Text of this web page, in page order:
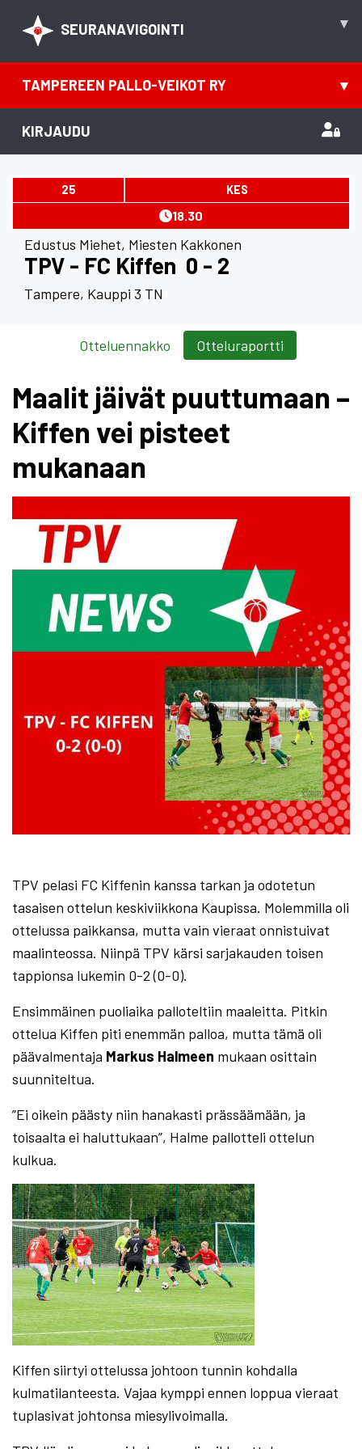
SEURANAVIGOINTI ▾
TAMPEREEN PALLO-VEIKOT RY ▾
KIRJAUDU
25 KES
18.30
Edustus Miehet, Miesten Kakkonen
TPV - FC Kiffen 0 - 2
Tampere, Kauppi 3 TN
Otteluennakko Otteluraportti
Maalit jäivät puuttumaan –
Kiffen vei pisteet
mukanaan
TPV pelasi FC Kiffenin kanssa tarkan ja odotetun
tasaisen ottelun keskiviikkona Kaupissa. Molemmilla oli
ottelussa paikkansa, mutta vain vieraat onnistuivat
maalinteossa. Niinpä TPV kärsi sarjakauden toisen
tappionsa lukemin 0-2 (0-0).
Ensimmäinen puoliaika palloteltiin maaleitta. Pitkin
ottelua Kiffen piti enemmän palloa, mutta tämä oli
päävalmentaja Markus Halmeen mukaan osittain
suunniteltua.
”Ei oikein päästy niin hanakasti prässäämään, ja
toisaalta ei haluttukaan”, Halme pallotteli ottelun
kulkua.
Kiffen siirtyi ottelussa johtoon tunnin kohdalla
kulmatilanteesta. Vajaa kymppi ennen loppua vieraat
tuplasivat johtonsa miesylivoimalla.